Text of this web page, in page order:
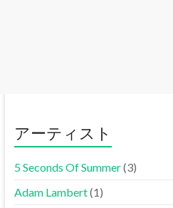
アーティスト
5 Seconds Of Summer(3)
Adam Lambert(1)